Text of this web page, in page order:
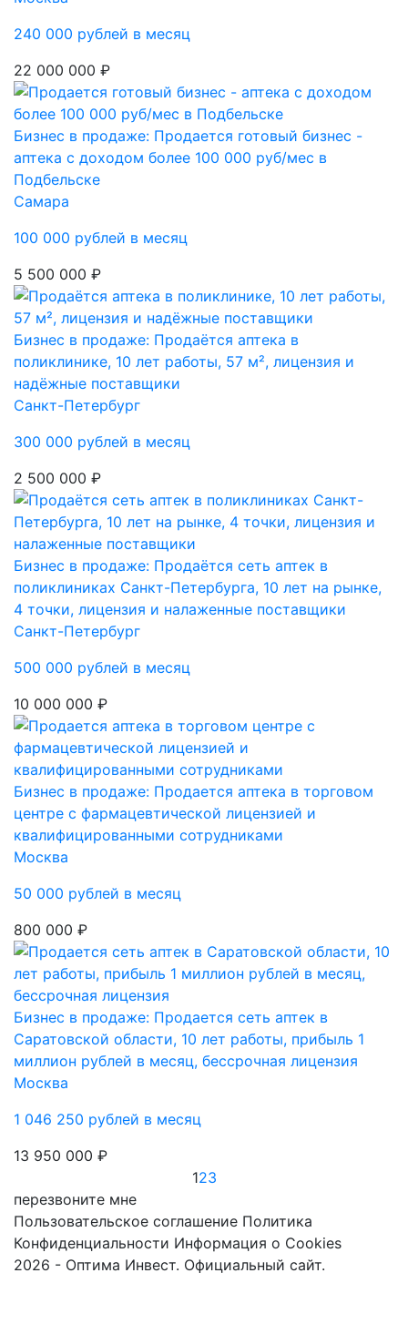
240 000 рублей в месяц
22 000 000 ₽
Бизнес в продаже: Продается готовый бизнес -
аптека с доходом более 100 000 руб/мес в
Подбельске
Самара
100 000 рублей в месяц
5 500 000 ₽
Бизнес в продаже: Продаётся аптека в
поликлинике, 10 лет работы, 57 м², лицензия и
надёжные поставщики
Санкт-Петербург
300 000 рублей в месяц
2 500 000 ₽
Бизнес в продаже: Продаётся сеть аптек в
поликлиниках Санкт-Петербурга, 10 лет на рынке,
4 точки, лицензия и налаженные поставщики
Санкт-Петербург
500 000 рублей в месяц
10 000 000 ₽
Бизнес в продаже: Продается аптека в торговом
центре с фармацевтической лицензией и
квалифицированными сотрудниками
Москва
50 000 рублей в месяц
800 000 ₽
Бизнес в продаже: Продается сеть аптек в
Саратовской области, 10 лет работы, прибыль 1
миллион рублей в месяц, бессрочная лицензия
Москва
1 046 250 рублей в месяц
13 950 000 ₽
123
перезвоните мне
Пользовательское соглашение Политика
Конфиденциальности Информация о Cookies
2026 - Оптима Инвест. Официальный сайт.